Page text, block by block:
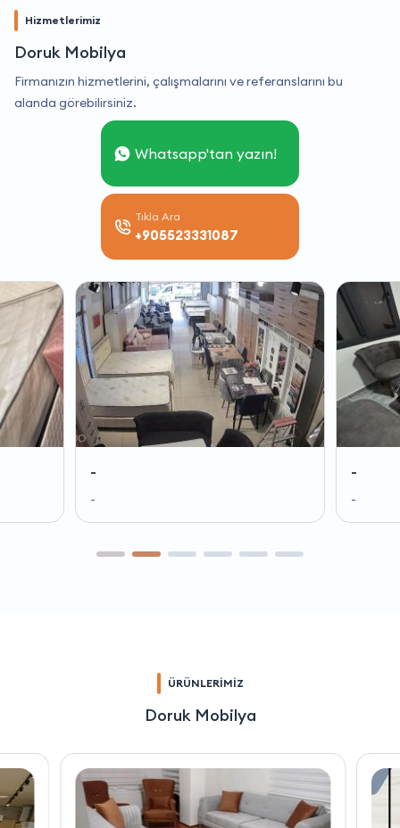
Hizmetlerimiz
Doruk Mobilya
Firmanızın hizmetlerini, çalışmalarını ve referanslarını bu
alanda görebilirsiniz.
Whatsapp'tan yazın!
Tıkla Ara
+905523331087
-
-
-
-
ÜRÜNLERİMİZ
Doruk Mobilya